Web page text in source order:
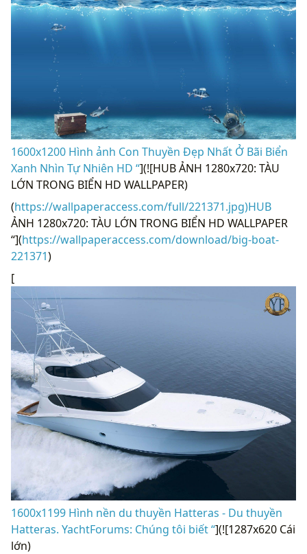
1600x1200 Hình ảnh Con Thuyền Đẹp Nhất Ở Bãi Biển
Xanh Nhìn Tự Nhiên HD “](![HUB ẢNH 1280x720: TÀU
LỚN TRONG BIỂN HD WALLPAPER)
(https://wallpaperaccess.com/full/221371.jpg)HUB
ẢNH 1280x720: TÀU LỚN TRONG BIỂN HD WALLPAPER
“](https://wallpaperaccess.com/download/big-boat-
221371)
[
1600x1199 Hình nền du thuyền Hatteras - Du thuyền
Hatteras. YachtForums: Chúng tôi biết “](![1287x620 Cái
lớn)